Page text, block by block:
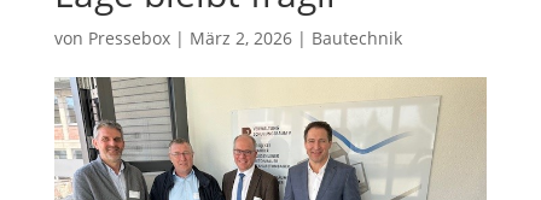
von Pressebox| März 2, 2026| Bautechnik